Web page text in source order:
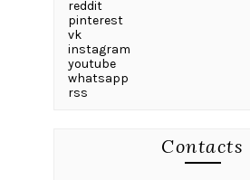
reddit
pinterest
vk
instagram
youtube
whatsapp
rss
Contacts